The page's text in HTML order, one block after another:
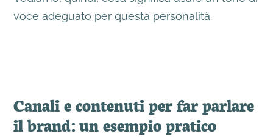
voce adeguato per questa personalità.
Canali e contenuti per far parlare
il brand: un esempio pratico